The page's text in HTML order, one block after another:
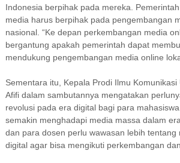
Indonesia berpihak pada mereka.
media harus berpihak pada pengembangan
nasional. “Ke depan perkembangan media
bergantung apakah pemerintah dapat
mendukung pengembangan media online
Sementara itu, Kepala Prodi Ilmu Komunikasi
Afifi dalam sambutannya mengatakan
revolusi pada era digital bagi para
semakin menghadapi media massa dalam
dan para dosen perlu wawasan lebih tentang
digital agar bisa mengikuti perkembangan